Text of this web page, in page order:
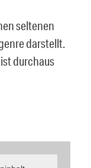
seltenen
darstellt.
ist durchaus